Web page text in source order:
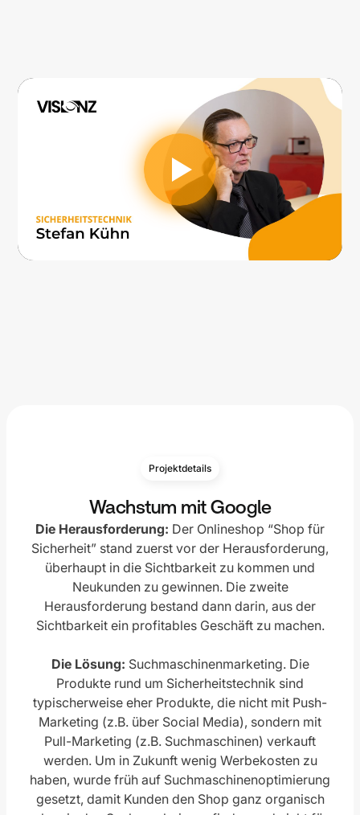
Projektdetails
Wachstum mit Google
Die Herausforderung: Der Onlineshop “Shop für
Sicherheit” stand zuerst vor der Herausforderung,
überhaupt in die Sichtbarkeit zu kommen und
Neukunden zu gewinnen. Die zweite
Herausforderung bestand dann darin, aus der
Sichtbarkeit ein profitables Geschäft zu machen.
Die Lösung: Suchmaschinenmarketing. Die
Produkte rund um Sicherheitstechnik sind
typischerweise eher Produkte, die nicht mit Push-
Marketing (z.B. über Social Media), sondern mit
Pull-Marketing (z.B. Suchmaschinen) verkauft
werden. Um in Zukunft wenig Werbekosten zu
haben, wurde früh auf Suchmaschinenoptimierung
gesetzt, damit Kunden den Shop ganz organisch